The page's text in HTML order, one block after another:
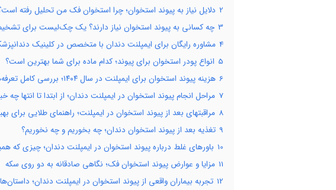
2 دلایل نیاز به پیوند استخوان؛ چرا استخوان فک من تحلیل رفته
3 چه کسانی به پیوند استخوان نیاز دارند؟ یک چک‌لیست برای
4 مشاوره رایگان برای ایمپلنت دندان با متخصص در کلینیک
5 انواع پودر استخوان برای پیوند؛ کدام ماده برای شما بهترین است؟
6 هزینه پیوند استخوان برای ایمپلنت در سال ۱۴۰۴؛ بررسی کامل تعرفه‌ها و عوامل موثر
7 مراحل انجام پیوند استخوان در ایمپلنت دندان؛ از ابتدا تا انتها چه
8 مراقبتهای بعد از پیوند استخوان در ایمپلنت؛ راهنمای طلایی برای
9 تغذیه بعد از پیوند استخوان دندان؛ چه بخوریم و چه نخوریم؟
10 باورهای غلط درباره پیوند استخوان در ایمپلنت دندان؛ چیزی که
11 مزایا و عوارض پیوند استخوان فک؛ نگاهی صادقانه به دو روی سکه
12 تجربه بیماران واقعی از پیوند استخوان در ایمپلنت دندان؛